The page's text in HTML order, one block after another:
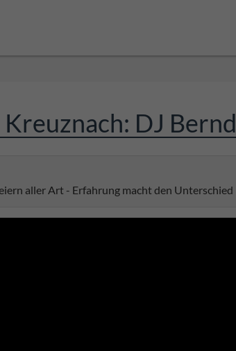
DJ
aller Art - Erfahrung macht den Unterschied